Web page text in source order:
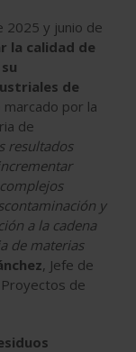
2025 y junio de
la calidad de
de
por la
de
resultados
y
a la cadena
de materias
, Jefe de
de